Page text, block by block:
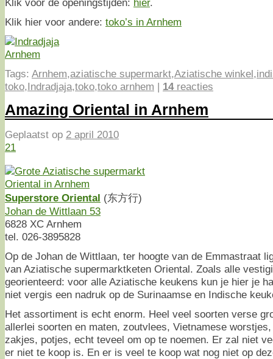
Klik hier voor andere: toko’s in Arnhem
Tags: Arnhem,aziatische supermarkt,Aziatische winkel,
toko,Indradjaja,toko,toko arnhem | 14reacties
Amazing Oriental in Arnhem
Geplaatst op 2 april 2010
21
Superstore Oriental (东方行)
Johan de Wittlaan 53
6828 XC Arnhem
tel. 026-3895828
Op de Johan de Wittlaan, ter hoogte van de Emmastraat
van Aziatische supermarktketen Oriental. Zoals alle
georienteerd: voor alle Aziatische keukens kun je hier je
niet vergis een nadruk op de Surinaamse en Indische
Het assortiment is echt enorm. Heel veel soorten verse
allerlei soorten en maten, zoutvlees, Vietnamese
zakjes, potjes, echt teveel om op te noemen. Er zal niet
er niet te koop is. En er is veel te koop wat nog niet op